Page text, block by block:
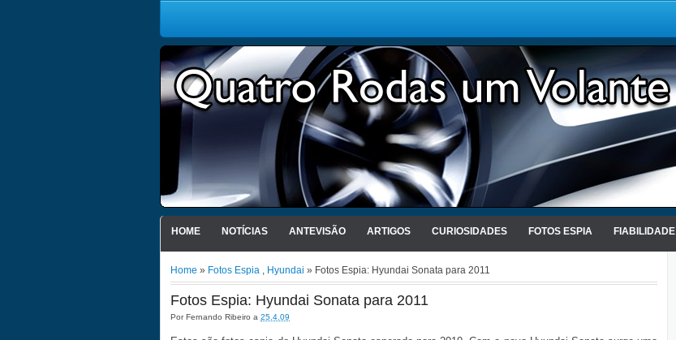
HOME NOTÍCIAS ANTEVISÃO ARTIGOS CURIOSIDADES FOTOS ESPIA FIABILIDADE
Home » Fotos Espia , Hyundai » Fotos Espia: Hyundai Sonata para 2011
Fotos Espia: Hyundai Sonata para 2011
PorFernando Ribeiro a 25.4.09